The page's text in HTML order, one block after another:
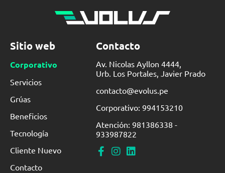
Sitio web
Corporativo
Servicios
Grúas
Beneficios
Tecnología
Cliente Nuevo
Contacto
Contacto
Av. Nicolas Ayllon 4444,
Urb. Los Portales, Javier Prado
contacto@evolus.pe
Corporativo: 994153210
Atención: 981386338 -
933987822